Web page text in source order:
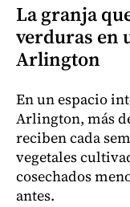
La granja
verduras en
Arlington
En un espacio
Arlington, más
reciben cada
vegetales
cosechados
antes.